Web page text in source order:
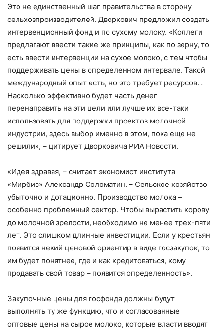
Это не единственный шаг правительства в сторону
сельхозпроизводителей. Дворкович предложил создать
интервенционный фонд и по сухому молоку. «Коллеги
предлагают ввести такие же принципы, как по зерну, то
есть ввести интервенции на сухое молоко, с тем чтобы
поддерживать цены в определенном интервале. Такой
международный опыт есть, но это требует ресурсов…
Насколько эффективно будет часть денег
перенаправить на эти цели или лучше их все-таки
использовать для поддержки проектов молочной
индустрии, здесь выбор именно в этом, пока еще не
решили», – цитирует Дворковича РИА Новости.
«Идея здравая, – считает экономист института
«Мирбис» Александр Соломатин. – Сельское хозяйство
убыточно и дотационно. Производство молока –
особенно проблемный сектор. Чтобы вырастить корову
до молочной зрелости, необходимо не менее трех-пяти
лет. Это слишком длинные инвестиции. Если у крестьян
появится некий ценовой ориентир в виде госзакупок, то
им будет понятнее, где и как кредитоваться, кому
продавать свой товар – появится определенность».
Закупочные цены для госфонда должны будут
выполнять ту же функцию, что и согласованные
оптовые цены на сырое молоко, которые власти вводят